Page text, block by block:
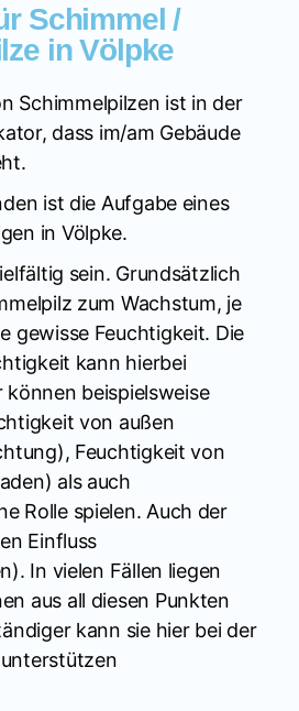
Schimmel /
in Völpke
Schimmelpilzen ist in der
dass im/am Gebäude
ist die Aufgabe eines
in Völpke.
sein. Grundsätzlich
zum Wachstum, je
gewisse Feuchtigkeit. Die
kann hierbei
können beispielsweise
von außen
Feuchtigkeit von
als auch
Rolle spielen. Auch der
Einfluss
In vielen Fällen liegen
aus all diesen Punkten
kann sie hier bei der